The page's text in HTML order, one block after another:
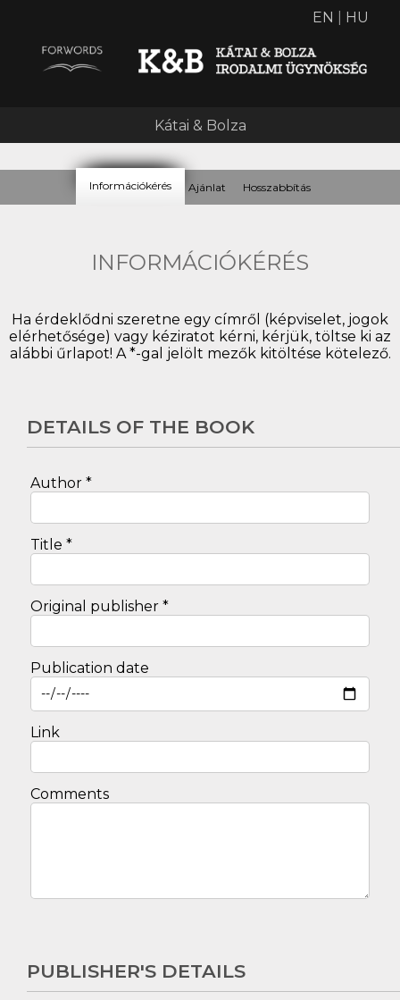
Kátai & Bolza
EN HU
Infor­má­ció­kérés Ajánlat Hosszab­bítás
INFOR­MÁ­CIÓ­KÉRÉS
Ha érdeklődni szeretne egy címről (képviselet, jogok
elérhetősége) vagy kéziratot kérni, kérjük, töltse ki az
alábbi űrlapot! A *-gal jelölt mezők kitöltése kötelező.
DETAILS OF THE BOOK
Author *
Title *
Original publisher *
Publication date
Link
Comments
PUBLISHER'S DETAILS